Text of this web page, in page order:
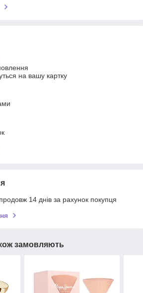
на вашу картку
14 днів за рахунок покупця
замовляють